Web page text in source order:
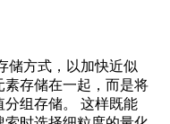
储方式，以加快近似
素存储在一起，而是将
分组存储。 这样既能